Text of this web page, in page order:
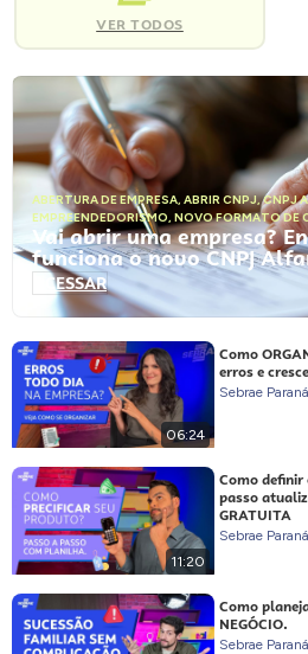
VER TODOS
ABERTURA DE EMPRESA, ABRIR CNPJ,CNPJ
EMPREENDEDORISMO, NOVO FORMATO DE
Vai abrir uma empresa?
funciona o novo CNPJ
ACESSAR
06:24
Como
erros e
Sebrae Paraná
11:20
Como definir
passo
GRATUITA
Sebrae Paraná
Como
NEGÓCIO.
Sebrae Paraná